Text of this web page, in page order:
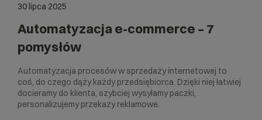
30 lipca 2025
Automatyzacja e-commerce – 7
pomysłów
Automatyzacja procesów w sprzedaży internetowej to
coś, do czego dąży każdy przedsiębiorca. Dzięki niej łatwiej
docieramy do klienta, szybciej wysyłamy paczki,
personalizujemy przekazy reklamowe.